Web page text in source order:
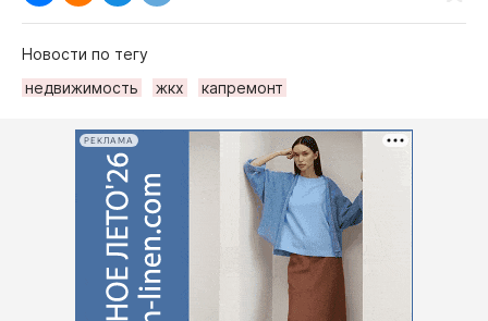
Новости по тегу
недвижимость
жкх капремонт
РЕКЛАМА